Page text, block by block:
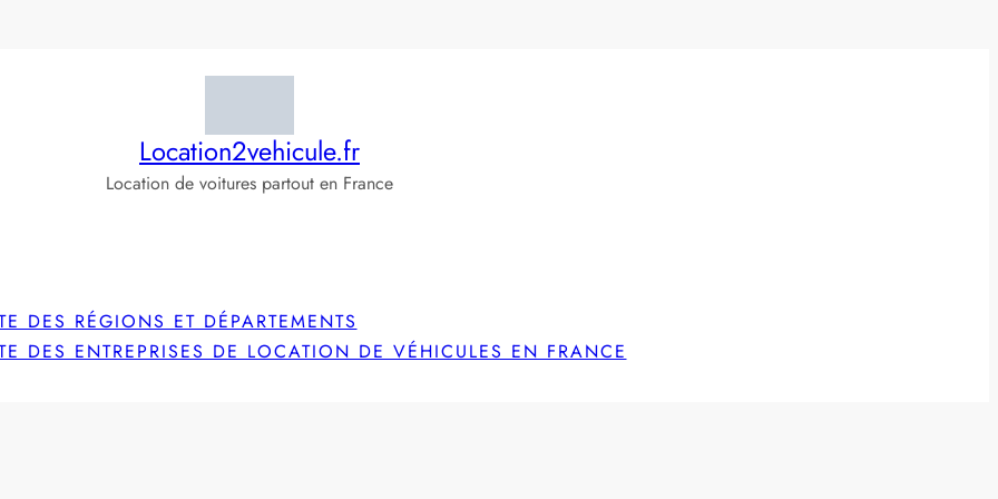
Location2vehicule.fr
Location de voitures partout en France
DES RÉGIONS ET DÉPARTEMENTS
DES ENTREPRISES DE LOCATION DE VÉHICULES EN FRANCE